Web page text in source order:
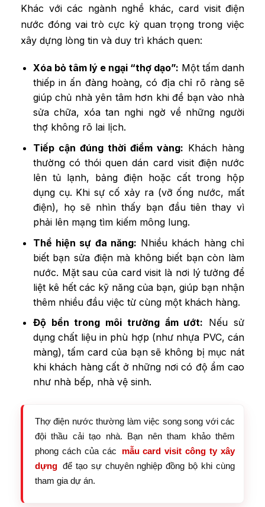
Khác với các ngành nghề khác, card visit điện
nước đóng vai trò cực kỳ quan trọng trong việc
xây dựng lòng tin và duy trì khách quen:
Xóa bỏ tâm lý e ngại “thợ dạo”: Một tấm danh
thiếp in ấn đàng hoàng, có địa chỉ rõ ràng sẽ
giúp chủ nhà yên tâm hơn khi để bạn vào nhà
sửa chữa, xóa tan nghi ngờ về những người
thợ không rõ lai lịch.
Tiếp cận đúng thời điểm vàng: Khách hàng
thường có thói quen dán card visit điện nước
lên tủ lạnh, bảng điện hoặc cất trong hộp
dụng cụ. Khi sự cố xảy ra (vỡ ống nước, mất
điện), họ sẽ nhìn thấy bạn đầu tiên thay vì
phải lên mạng tìm kiếm mông lung.
Thể hiện sự đa năng: Nhiều khách hàng chỉ
biết bạn sửa điện mà không biết bạn còn làm
nước. Mặt sau của card visit là nơi lý tưởng để
liệt kê hết các kỹ năng của bạn, giúp bạn nhận
thêm nhiều đầu việc từ cùng một khách hàng.
Độ bền trong môi trường ẩm ướt: Nếu sử
dụng chất liệu in phù hợp (như nhựa PVC, cán
màng), tấm card của bạn sẽ không bị mục nát
khi khách hàng cất ở những nơi có độ ẩm cao
như nhà bếp, nhà vệ sinh.
Thợ điện nước thường làm việc song song với các
đội thầu cải tạo nhà. Bạn nên tham khảo thêm
phong cách của các
mẫu card visit công ty xây
dựng để tạo sự chuyên nghiệp đồng bộ khi cùng
tham gia dự án.